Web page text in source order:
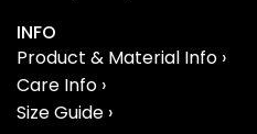
INFO
Product & Material Info ›
Care Info ›
Size Guide ›